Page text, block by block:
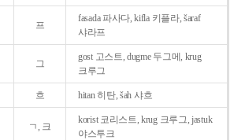
프
fasada 파사다, kifla 키플라, šaraf
샤라프
그
gost 고스트, dugme 두그메, krug
크루그
흐 hitan 히탄, šah 샤흐
ㄱ, 크
korist 코리스트, krug 크루그, jastuk
야스투크